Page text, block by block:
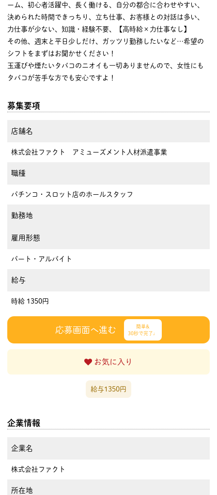
ーム、初心者活躍中、長く働ける、自分の都合に合わせやすい、
決められた時間できっちり、立ち仕事、お客様との対話は多い、
力仕事が少ない、知識・経験不要、【高時給×力仕事なし】
その他、週末と平日少しだけ、ガッツリ勤務したいなど…希望の
シフトをまずはお聞かせください！
玉運びや煙たいタバコのニオイも一切ありませんので、女性にも
タバコが苦手な方でも安心ですよ！
募集要項
店舗名
株式会社ファクト アミューズメント人材派遣事業
職種
パチンコ・スロット店のホールスタッフ
勤務地
雇用形態
パート・アルバイト
給与
時給 1350円
応募画面へ進む
簡単&
30秒で完了♩
お気に入り
給与1350円
企業情報
企業名
株式会社ファクト
所在地